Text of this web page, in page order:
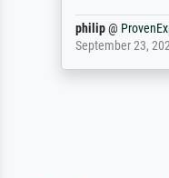
philip@
September 23,